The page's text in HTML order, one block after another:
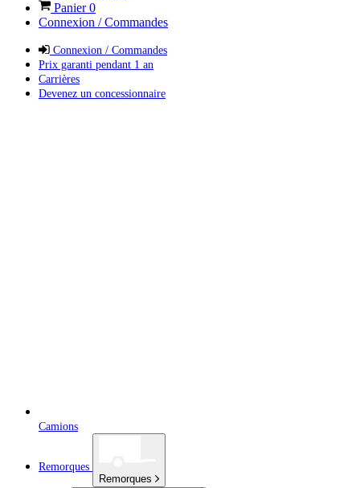
Panier0
Connexion / Commandes
Connexion / Commandes
Prix garanti pendant 1 an
Carrières
Devenez un concessionnaire
Camions
Remorques
Remorques